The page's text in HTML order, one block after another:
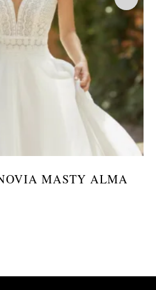
MASTY ALMA